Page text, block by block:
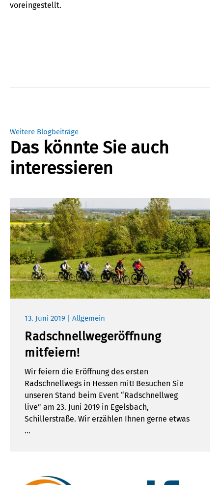
voreingestellt.
Weitere Blogbeiträge
Das könnte Sie auch
interessieren
13. Juni 2019 | Allgemein
Radschnellwegeröffnung
mitfeiern!
Wir feiern die Eröffnung des ersten
Radschnellwegs in Hessen mit! Besuchen Sie
unseren Stand beim Event “Radschnellweg
live” am 23. Juni 2019 in Egelsbach,
Schillerstraße. Wir erzählen Ihnen gerne etwas
…